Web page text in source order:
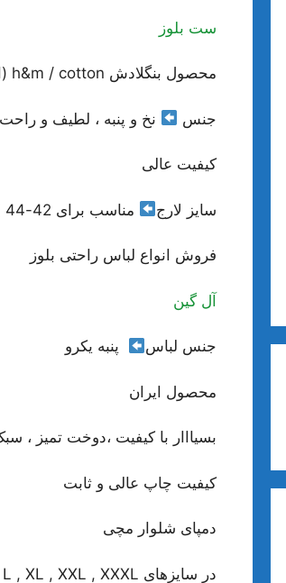
ست بلوز
محصول بنگلادش h&m / cotton (اورجینال )
جنس نخ و پنبه ، لطیف و راحت
کیفیت عالی
سایز لارج مناسب برای 42-44 (برای سایز 46 حتما اندازه ها چک شود)
فروش انواع لباس راحتی بلوز
آل گین
جنس لباس پنبه یکرو
محصول ایران
بسیااار با کیفیت ،دوخت تمیز ،
کیفیت چاپ عالی و ثابت
دمپای شلوار مچی
در سایزهای M , L , XL , XXL , XXXL مناسب برای 38 الی 48 و گاها 50